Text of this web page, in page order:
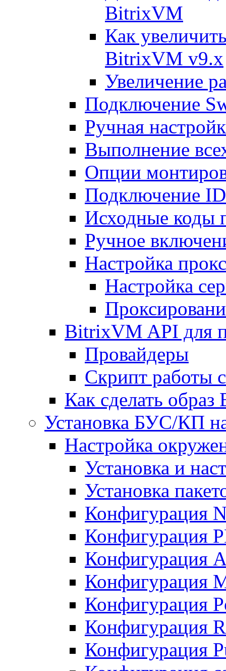
BitrixVM
Как
BitrixVM v9.x
Увеличение
Подключение
Ручная
Выполнение
Опции
Подключение
Исходные коды
Ручное
Настройка
Настройка
BitrixVM API для
Провайдеры
Скрипт работы
Как сделать
Установка БУС/КП
Настройка
Установка и
Установка
Конфигурация
Конфигурация
Конфигурация
Конфигурация
Конфигурация
Конфигурация
Конфигурация